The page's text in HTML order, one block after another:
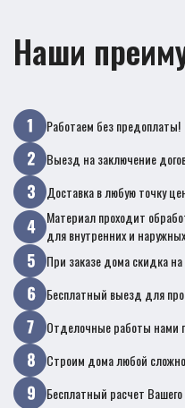
Наши
Работаем без предоплаты!
Выезд на заключение
Доставка в любую точку
Материал проходит
для внутренних и
При заказе дома скидка
Бесплатный выезд для
Отделочные работы нами
Строим дома любой
Бесплатный расчет Вашего